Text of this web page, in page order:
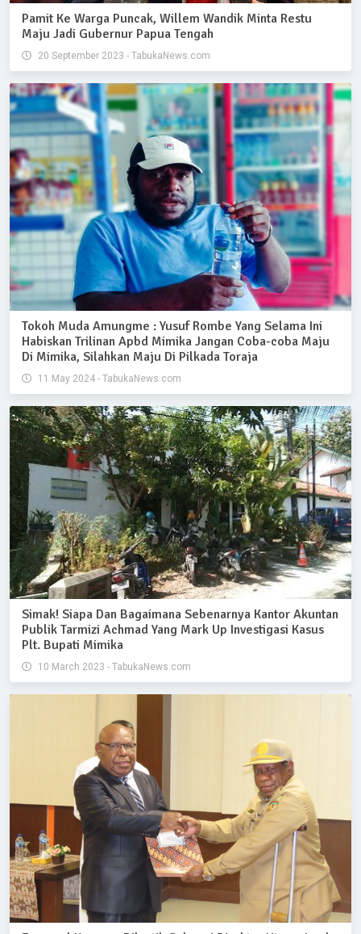
Pamit Ke Warga Puncak, Willem Wandik Minta Restu
Maju Jadi Gubernur Papua Tengah
20 September 2023 - TabukaNews.com
Tokoh Muda Amungme : Yusuf Rombe Yang Selama Ini
Habiskan Trilinan Apbd Mimika Jangan Coba-coba Maju
Di Mimika, Silahkan Maju Di Pilkada Toraja
11 May 2024 - TabukaNews.com
Simak! Siapa Dan Bagaimana Sebenarnya Kantor Akuntan
Publik Tarmizi Achmad Yang Mark Up Investigasi Kasus
Plt. Bupati Mimika
10 March 2023 - TabukaNews.com